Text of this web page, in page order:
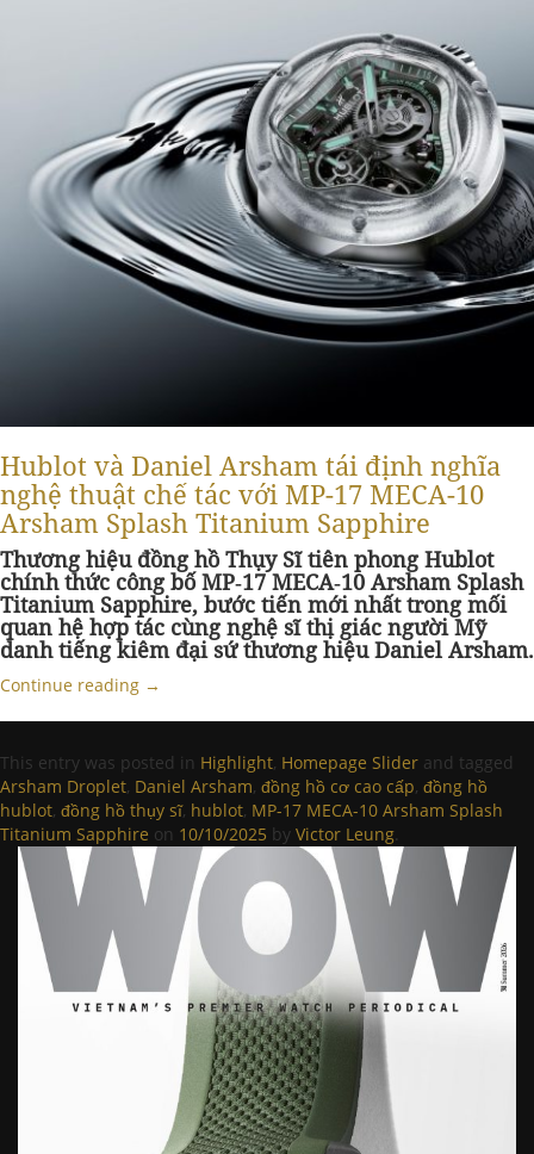
Hublot và Daniel Arsham tái định nghĩa
nghệ thuật chế tác với MP-17 MECA-10
Arsham Splash Titanium Sapphire
Thương hiệu đồng hồ Thụy Sĩ tiên phong Hublot
chính thức công bố MP‑17 MECA‑10 Arsham Splash
Titanium Sapphire, bước tiến mới nhất trong mối
quan hệ hợp tác cùng nghệ sĩ thị giác người Mỹ
danh tiếng kiêm đại sứ thương hiệu Daniel Arsham.
Continue reading →
This entry was posted in Highlight, Homepage Slider and tagged
Arsham Droplet, Daniel Arsham, đồng hồ cơ cao cấp, đồng hồ
hublot, đồng hồ thụy sĩ, hublot, MP-17 MECA-10 Arsham Splash
Titanium Sapphire on 10/10/2025 by Victor Leung.